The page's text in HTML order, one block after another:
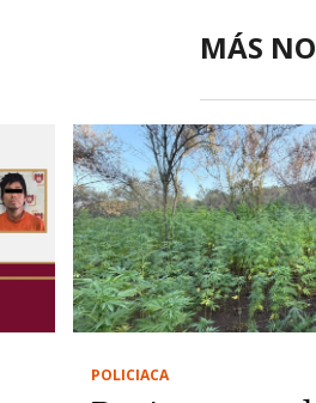
MÁS
POLICIACA